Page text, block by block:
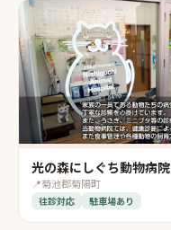
光の森にしぐち動物病院
📍菊池郡菊陽町
往診対応 駐車場あり